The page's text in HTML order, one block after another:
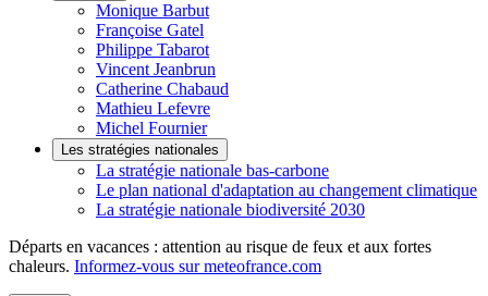
Monique Barbut
Françoise Gatel
Philippe Tabarot
Vincent Jeanbrun
Catherine Chabaud
Mathieu Lefevre
Michel Fournier
Les stratégies nationales
La stratégie nationale bas-carbone
Le plan national d'adaptation au changement climatique
La stratégie nationale biodiversité 2030
Départs en vacances : attention au risque de feux et aux fortes
chaleurs. Informez-vous sur meteofrance.com